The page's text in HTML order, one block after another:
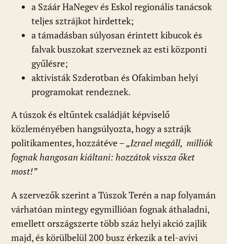
a Száár HaNegev és Eskol regionális tanácsok
teljes sztrájkot hirdettek;
a támadásban súlyosan érintett kibucok és
falvak buszokat szerveznek az esti központi
gyűlésre;
aktivisták Szderotban és Ofakimban helyi
programokat rendeznek.
A túszok és eltűntek családját képviselő
közleményében hangsúlyozta, hogy a sztrájk
politikamentes, hozzátéve – „Izrael megáll, milliók
fognak hangosan kiáltani: hozzátok vissza őket
most!”
A szervezők szerint a Túszok Terén a nap folyamán
várhatóan mintegy egymillióan fognak áthaladni,
emellett országszerte több száz helyi akció zajlik
majd, és körülbelül 200 busz érkezik a tel-avivi